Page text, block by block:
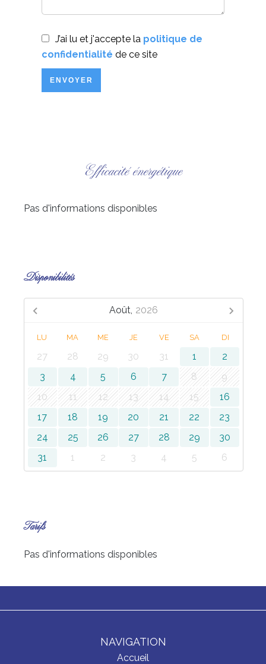
J’ai lu et j'accepte la politique de
confidentialité de ce site
ENVOYER
Efficacité énergétique
Pas d'informations disponibles
Disponibilités
Août, 2026
LU MA ME JE VE SA DI
27 28 29 30 31 1
2
3
4 5 6 7 8
9
10
11 12 13 14 15
16
17
18 19 20 21 22
23
24
25 26 27 28 29
30
31
1 2 3 4 5 6
Tarifs
Pas d'informations disponibles
NAVIGATION
Accueil